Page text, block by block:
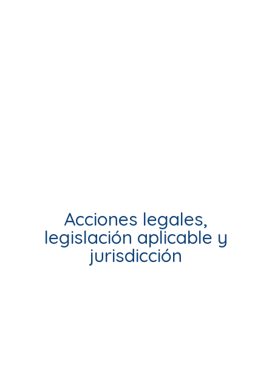
Acciones legales,
legislación aplicable y
jurisdicción